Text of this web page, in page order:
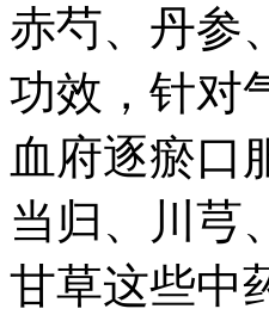
赤芍、丹参
功效，针对
血府逐瘀口
当归、川芎
甘草这些中